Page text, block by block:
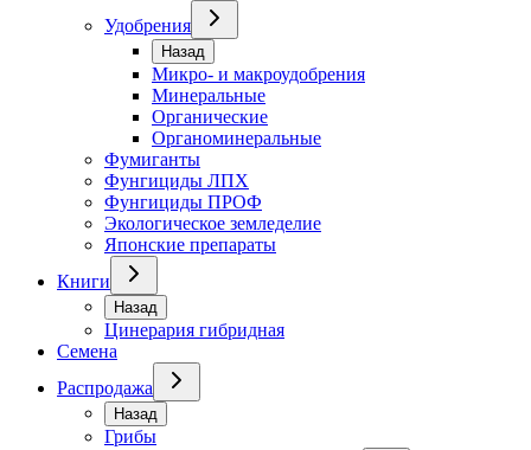
Удобрения
Назад
Микро- и макроудобрения
Минеральные
Органические
Органоминеральные
Фумиганты
Фунгициды ЛПХ
Фунгициды ПРОФ
Экологическое земледелие
Японские препараты
Книги
Назад
Цинерария гибридная
Семена
Распродажа
Назад
Грибы